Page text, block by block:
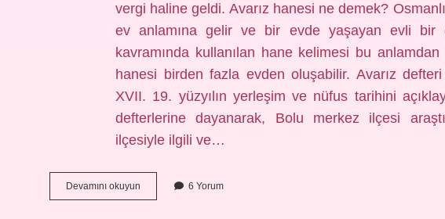
vergi haline geldi. Avarız hanesi ne demek?
ev anlamına gelir ve bir evde yaşayan evli bir
kavramında kullanılan hane kelimesi bu
hanesi birden fazla evden oluşabilir. Avarız
XVII. 19. yüzyılın yerleşim ve nüfus tarihini
defterlerine dayanarak, Bolu merkez ilçesi
ilçesiyle ilgili ve…
Devamını okuyun
I
6 Yorum